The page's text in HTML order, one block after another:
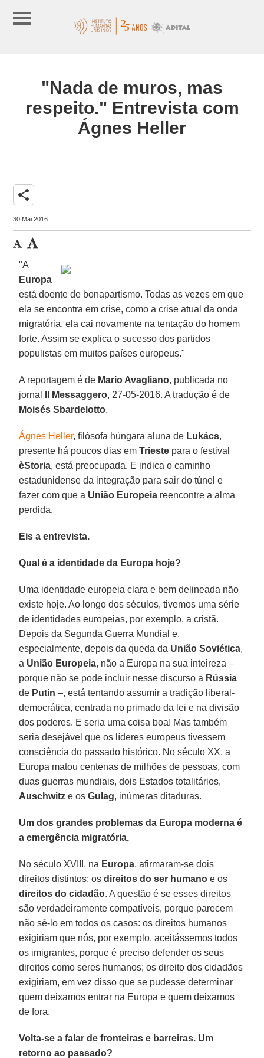
"Nada de muros, mas
respeito." Entrevista com
Ágnes Heller
share
30 Mai 2016
"A
Europa
está doente de bonapartismo. Todas as vezes em que
ela se encontra em crise, como a crise atual da onda
migratória, ela cai novamente na tentação do homem
forte. Assim se explica o sucesso dos partidos
populistas em muitos países europeus."
A reportagem é de Mario Avagliano, publicada no
jornal
Il Messaggero, 27-05-2016. A tradução é de
Moisés Sbardelotto.
Ágnes Heller, filósofa húngara aluna de Lukács,
presente há poucos dias emTrieste para o festival
èStoria, está preocupada. E indica o caminho
estadunidense da integração para sair do túnel e
fazer com que a União Europeia reencontre a alma
perdida.
Eis a entrevista.
Qual é a identidade da Europa hoje?
Uma identidade europeia clara e bem delineada não
existe hoje. Ao longo dos séculos, tivemos uma série
de identidades europeias, por exemplo, a cristã.
Depois da Segunda Guerra Mundial e,
especialmente, depois da queda da União Soviética,
a União Europeia, não a Europa na sua inteireza –
porque não se pode incluir nesse discurso a Rússia
de Putin –, está tentando assumir a tradição liberal-
democrática, centrada no primado da lei e na divisão
dos poderes. E seria uma coisa boa! Mas também
seria desejável que os líderes europeus tivessem
consciência do passado histórico. No século XX, a
Europa matou centenas de milhões de pessoas, com
duas guerras mundiais, dois Estados totalitários,
Auschwitz e osGulag, inúmeras ditaduras.
Um dos grandes problemas da Europa moderna é
a emergência migratória.
No século XVIII, na Europa, afirmaram-se dois
direitos distintos: osdireitos do ser humano e os
direitos do cidadão. A questão é se esses direitos
são verdadeiramente compatíveis, porque parecem
não sê-lo em todos os casos: os direitos humanos
exigiriam que nós, por exemplo, aceitássemos todos
os imigrantes, porque é preciso defender os seus
direitos como seres humanos; os direito dos cidadãos
exigiriam, em vez disso que se pudesse determinar
quem deixamos entrar na Europa e quem deixamos
de fora.
Volta-se a falar de fronteiras e barreiras. Um
retorno ao passado?